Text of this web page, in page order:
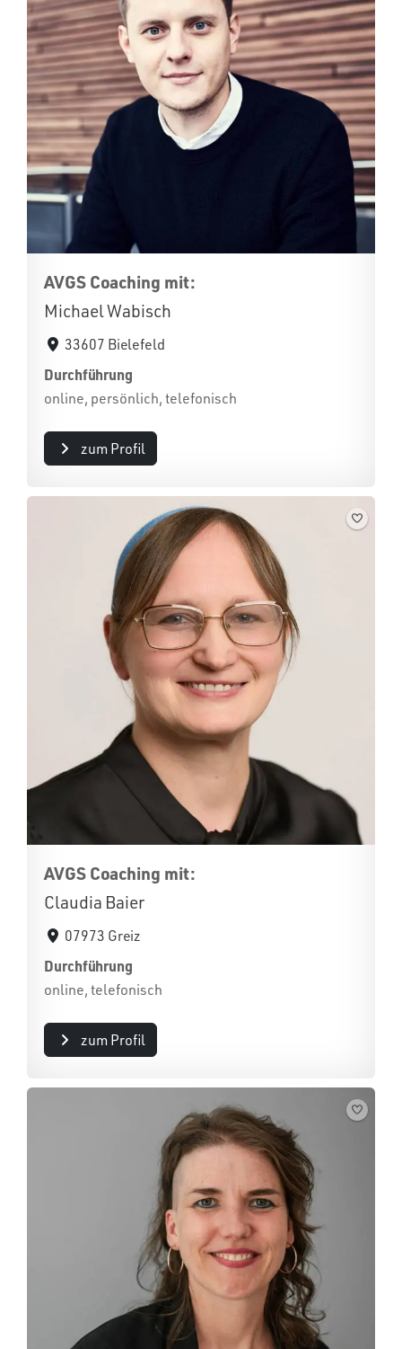
AVGS Coaching mit:
Michael Wabisch
33607 Bielefeld
Durchführung
online, persönlich, telefonisch
zum Profil
AVGS Coaching mit:
Claudia Baier
07973 Greiz
Durchführung
online, telefonisch
zum Profil